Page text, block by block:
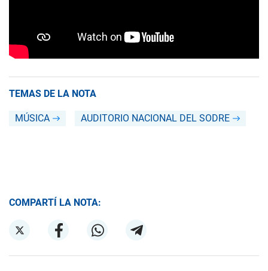
TEMAS DE LA NOTA
MÚSICA AUDITORIO NACIONAL DEL SODRE
COMPARTÍ LA NOTA: